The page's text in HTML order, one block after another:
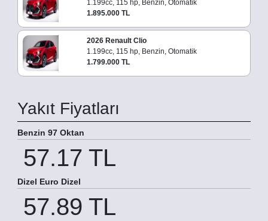
1.199cc, 115 hp, Benzin, Otomatik
1.895.000 TL
2026 Renault Clio
1.199cc, 115 hp, Benzin, Otomatik
1.799.000 TL
Yakıt Fiyatları
Benzin 97 Oktan
57.17 TL
Dizel Euro Dizel
57.89 TL